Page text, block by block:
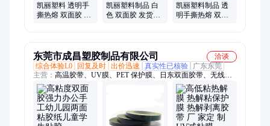
凯丽塑料 透明手
撕热熔 双面胶 厂
凯丽塑料制品 白
色 双面胶 发货迅
凯丽塑料制品 透
明手撕热熔 双面
东莞市成昌塑胶制品有限公司
洽谈
综合体验L0
回复及时 出价迅速 真实性已核验
广东东莞
主营： 高温胶带、UV膜、PET 保护膜、日东双面胶带、无线充
双面胶带、高透双面胶带、阻燃双面胶带、高温热解膜、PVC蓝
膜、玻璃布胶带、聚酰亚胺膜、特氟龙垫圈、耐400度高温胶
带、PE保护膜